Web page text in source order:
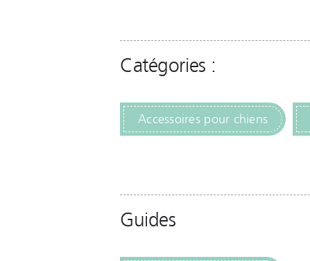
Catégories :
Accessoires pour chiens
Guides